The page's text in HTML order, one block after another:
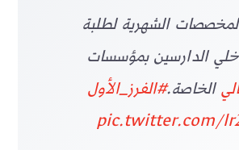
الشهرية لطلبة
الدارسين بمؤسسات
الخاصة.#الفرز_الأول
pic.twitter.com/